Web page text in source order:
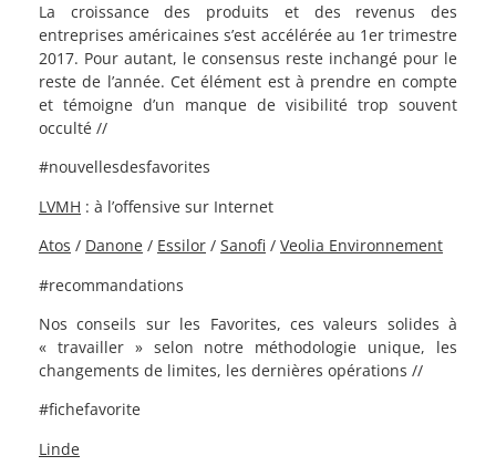
La croissance des produits et des revenus des
entreprises américaines s’est accélérée au 1er trimestre
2017. Pour autant, le consensus reste inchangé pour le
reste de l’année. Cet élément est à prendre en compte
et témoigne d’un manque de visibilité trop souvent
occulté //
#nouvellesdesfavorites
LVMH : à l’offensive sur Internet
Atos / Danone / Essilor / Sanofi / Veolia Environnement
#recommandations
Nos conseils sur les Favorites, ces valeurs solides à
« travailler » selon notre méthodologie unique, les
changements de limites, les dernières opérations //
#fichefavorite
Linde